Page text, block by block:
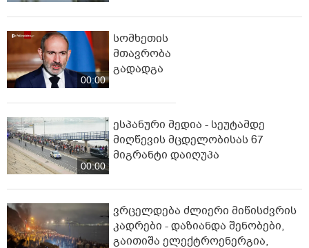
00:00
სომხეთის
მთავრობა
გადადგა
00:00
ესპანური მედია - სეუტამდე
მიღწევის მცდელობისას 67
მიგრანტი დაიღუპა
ვრცელდება ძლიერი მიწისძვრის
კადრები - დაზიანდა შენობები,
გაითიშა ელექტროენერგია,